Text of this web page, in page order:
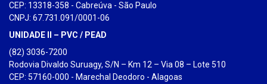
CEP: 13318-358 - Cabreúva - São Paulo
CNPJ: 67.731.091/0001-06
UNIDADE II – PVC / PEAD
(82) 3036-7200
Rodovia Divaldo Suruagy, S/N – Km 12 – Via 08 – Lote 510
CEP: 57160-000 - Marechal Deodoro - Alagoas